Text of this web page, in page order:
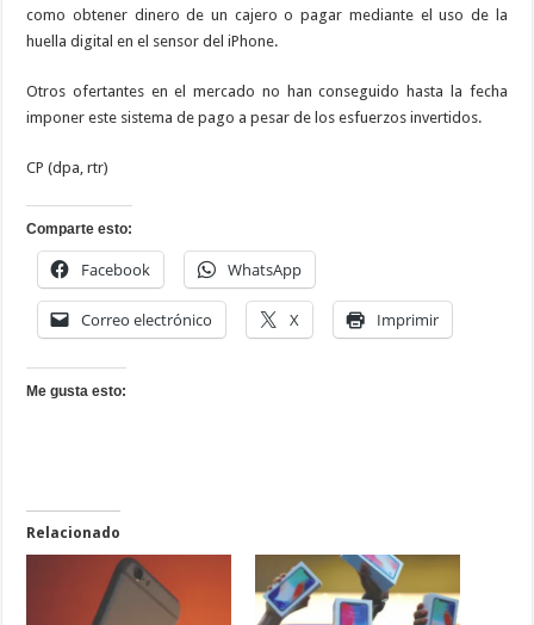
como obtener dinero de un cajero o pagar mediante el uso de la
huella digital en el sensor del iPhone.
Otros ofertantes en el mercado no han conseguido hasta la fecha
imponer este sistema de pago a pesar de los esfuerzos invertidos.
CP (dpa, rtr)
Comparte esto:
Facebook WhatsApp
Correo electrónico X Imprimir
Me gusta esto:
Relacionado